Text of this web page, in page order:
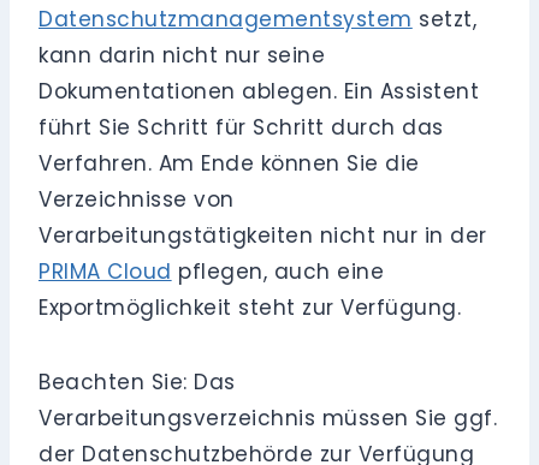
Datenschutzmanagementsystem setzt,
kann darin nicht nur seine
Dokumentationen ablegen. Ein Assistent
führt Sie Schritt für Schritt durch das
Verfahren. Am Ende können Sie die
Verzeichnisse von
Verarbeitungstätigkeiten nicht nur in der
PRIMA Cloud pflegen, auch eine
Exportmöglichkeit steht zur Verfügung.
Beachten Sie: Das
Verarbeitungsverzeichnis müssen Sie ggf.
der Datenschutzbehörde zur Verfügung